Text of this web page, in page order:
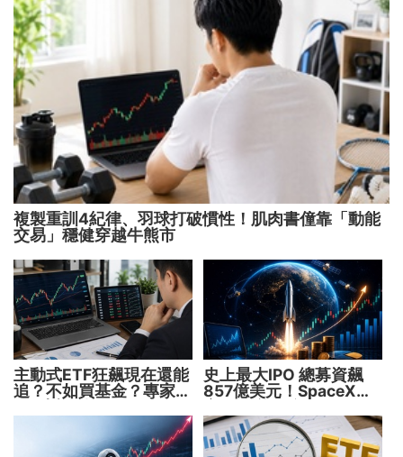
複製重訓4紀律、羽球打破慣性！肌肉書僮靠「動能
交易」穩健穿越牛熊市
主動式ETF狂飆現在還能
追？不如買基金？專家親
史上最大IPO 總募資飆
857億美元！SpaceX升